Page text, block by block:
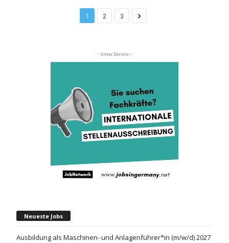
1 2 3
- Unser Service -
Neueste Jobs
Ausbildung als Maschinen- und Anlagenführer*in (m/w/d) 2027